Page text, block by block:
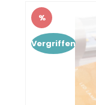
Rabatt
%
Vergriffen